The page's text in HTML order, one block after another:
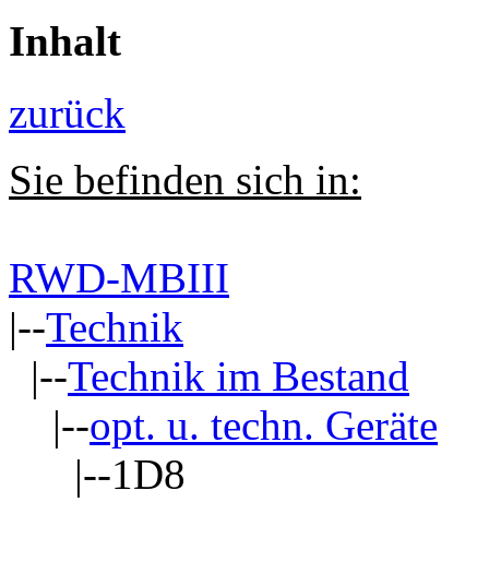
Inhalt
zurück
Sie befinden sich in:
RWD-MBIII
|--Technik
|--Technik im Bestand
|--opt. u. techn. Geräte
|--1D8